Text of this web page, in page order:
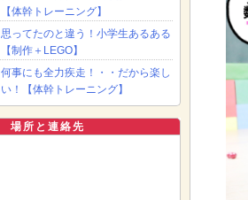
【体幹トレーニング】
思ってたのと違う！小学生あるある
【制作＋LEGO】
何事にも全力疾走！・・だから楽し
い！【体幹トレーニング】
場所と連絡先